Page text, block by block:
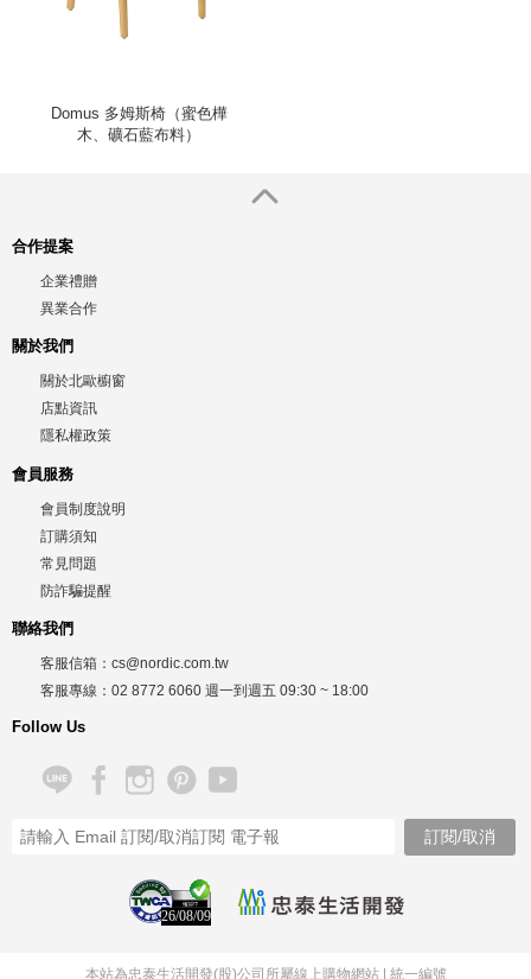
Domus 多姆斯椅（蜜色樺
木、礦石藍布料）
合作提案
企業禮贈
異業合作
關於我們
關於北歐櫥窗
店點資訊
隱私權政策
會員服務
會員制度說明
訂購須知
常見問題
防詐騙提醒
聯絡我們
客服信箱： cs@nordic.com.tw
客服專線： 02 8772 6060 週一到週五 09:30 ~ 18:00
Follow Us
26/08/09
本站為忠泰生活開發(股)公司所屬線上購物網站 | 統一編號